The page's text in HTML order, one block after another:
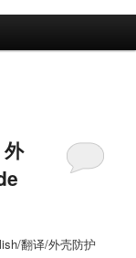
翻译/外壳防护